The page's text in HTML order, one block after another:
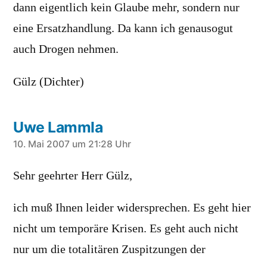
dann eigentlich kein Glaube mehr, sondern nur
eine Ersatzhandlung. Da kann ich genausogut
auch Drogen nehmen.
Gülz (Dichter)
Uwe Lammla
schreibt:
10. Mai 2007 um 21:28 Uhr
Sehr geehrter Herr Gülz,
ich muß Ihnen leider widersprechen. Es geht hier
nicht um temporäre Krisen. Es geht auch nicht
nur um die totalitären Zuspitzungen der